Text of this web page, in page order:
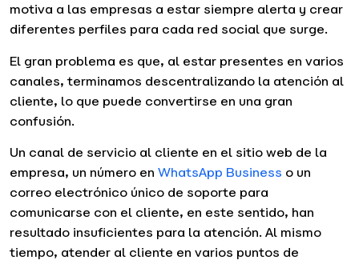
motiva a las empresas a estar siempre alerta y crear
diferentes perfiles para cada red social que surge.
El gran problema es que, al estar presentes en varios
canales, terminamos descentralizando la atención al
cliente, lo que puede convertirse en una gran
confusión.
Un canal de servicio al cliente en el sitio web de la
empresa, un número en WhatsApp Business o un
correo electrónico único de soporte para
comunicarse con el cliente, en este sentido, han
resultado insuficientes para la atención. Al mismo
tiempo, atender al cliente en varios puntos de